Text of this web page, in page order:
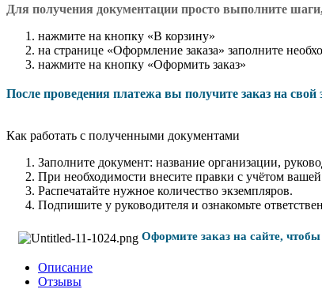
Для получения документации просто выполните
нажмите на кнопку «В корзину»
на странице «Оформление заказа» заполните
нажмите на кнопку «Оформить заказ»
После проведения платежа вы получите заказ на
Как работать с полученными документами
Заполните документ: название организации,
При необходимости внесите правки с учётом
Распечатайте нужное количество экземпляров.
Подпишите у руководителя и ознакомьте
Оформите заказ на сайте,
Описание
Отзывы